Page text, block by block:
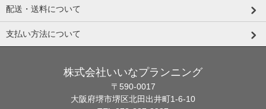
配送・送料について
支払い方法について
株式会社いいなプランニング
〒590-0017
大阪府堺市堺区北田出井町1-6-10